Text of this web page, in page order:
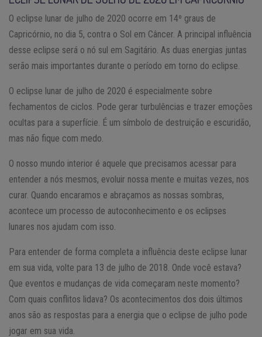
O eclipse lunar de julho de 2020 ocorre em 14º graus de
Capricórnio, no dia 5, contra o Sol em Câncer. A principal influência
desse eclipse será o nó sul em Sagitário. As duas energias juntas
serão mais importantes durante o período em torno do eclipse.
O eclipse lunar de julho de 2020 é especialmente sobre
fechamentos de ciclos. Pode gerar turbulências e trazer emoções
ocultas para a superfície. É um símbolo de destruição e escuridão,
mas não fique com medo.
O nosso mundo interior é aquele que precisamos acessar para
entender a nós mesmos, evoluir nossa mente e muitas vezes, nos
curar. Quando encaramos e abraçamos as nossas sombras,
acontece um processo de autoconhecimento e os eclipses
lunares nos ajudam com isso.
Para entender de forma completa a influência deste eclipse lunar
em sua vida, volte para 13 de julho de 2018. Onde você estava?
Que eventos e mudanças de vida começaram neste momento?
Com quais conflitos lidava? Os acontecimentos dos dois últimos
anos são as respostas para a energia que o eclipse de julho pode
jogar em sua vida.